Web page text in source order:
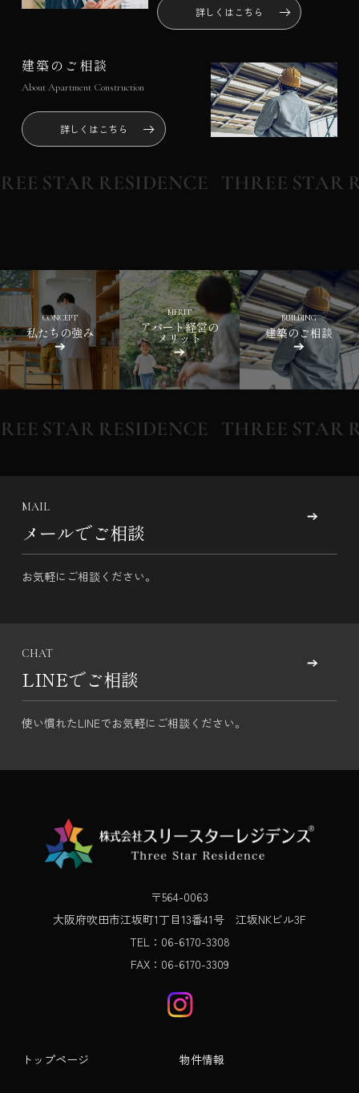
詳しくはこちら
建築のご相談
About Apartment Construction
詳しくはこちら
CONCEPT
私たちの強み
MERIT
アパート経営の
メリット
BUILDING
建築のご相談
MAIL
メールでご相談
お気軽にご相談ください。
CHAT
LINEでご相談
使い慣れたLINEでお気軽にご相談ください。
〒564-0063
大阪府吹田市江坂町1丁目13番41号 江坂NKビル3F
TEL：06-6170-3308
FAX：06-6170-3309
トップページ 物件情報